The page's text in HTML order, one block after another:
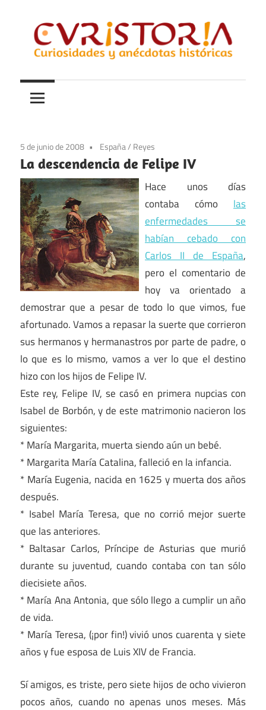
contenido
Curistoria
y
anécdotas
historia
5 de junio de 2008 España/ Reyes
La descendencia de Felipe IV
Hace unos días
contaba cómo las
enfermedades se
habían cebado con
Carlos II de España,
pero el comentario de
hoy va orientado a
demostrar que a pesar de todo lo que vimos, fue
afortunado. Vamos a repasar la suerte que corrieron
sus hermanos y hermanastros por parte de padre, o
lo que es lo mismo, vamos a ver lo que el destino
hizo con los hijos de Felipe IV.
Este rey, Felipe IV, se casó en primera nupcias con
Isabel de Borbón, y de este matrimonio nacieron los
siguientes:
* María Margarita, muerta siendo aún un bebé.
* Margarita María Catalina, falleció en la infancia.
* María Eugenia, nacida en 1625 y muerta dos años
después.
* Isabel María Teresa, que no corrió mejor suerte
que las anteriores.
* Baltasar Carlos, Príncipe de Asturias que murió
durante su juventud, cuando contaba con tan sólo
diecisiete años.
* María Ana Antonia, que sólo llego a cumplir un año
de vida.
* María Teresa, (¡por fin!) vivió unos cuarenta y siete
años y fue esposa de Luis XIV de Francia.
Sí amigos, es triste, pero siete hijos de ocho vivieron
pocos años, cuando no apenas unos meses. Más